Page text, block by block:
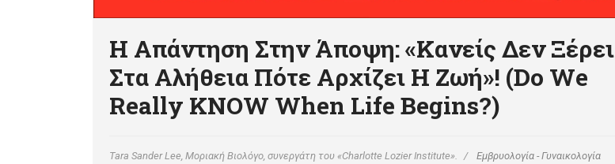
Η Απάντηση Στην Άποψη: «Κανείς Δεν Ξέρει
Στα Αλήθεια Πότε Αρχίζει Η Ζωή»! (Do We
Really KNOW When Life Begins?)
Tara Sander Lee, Μοριακή Βιολόγο, συνεργάτη του «Charlotte Lozier Institute».
Εμβρυολογία - Γυναικολογία